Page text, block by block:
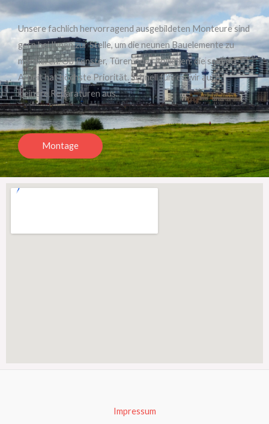
Unsere fachlich hervorragend ausgebildeten Monteure sind
gern bei Ihnen zur Stelle, um die neunen Bauelemente zu
montieren. Ob Fenster, Türen oder Rollläden, die saubere
Arbeit hat höchste Priorität. Schnell führen wir auch
kleinere Reparaturen aus.
Montage
Impressum